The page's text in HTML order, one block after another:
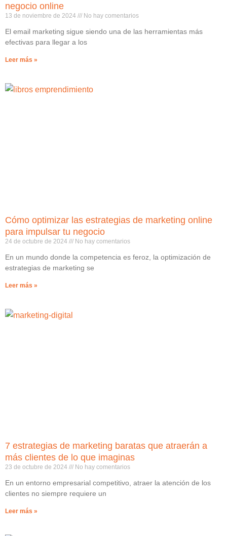
negocio online
13 de noviembre de 2024 No hay comentarios
El email marketing sigue siendo una de las herramientas más
efectivas para llegar a los
Leer más »
Cómo optimizar las estrategias de marketing online
para impulsar tu negocio
24 de octubre de 2024 No hay comentarios
En un mundo donde la competencia es feroz, la optimización de
estrategias de marketing se
Leer más »
7 estrategias de marketing baratas que atraerán a
más clientes de lo que imaginas
23 de octubre de 2024 No hay comentarios
En un entorno empresarial competitivo, atraer la atención de los
clientes no siempre requiere un
Leer más »